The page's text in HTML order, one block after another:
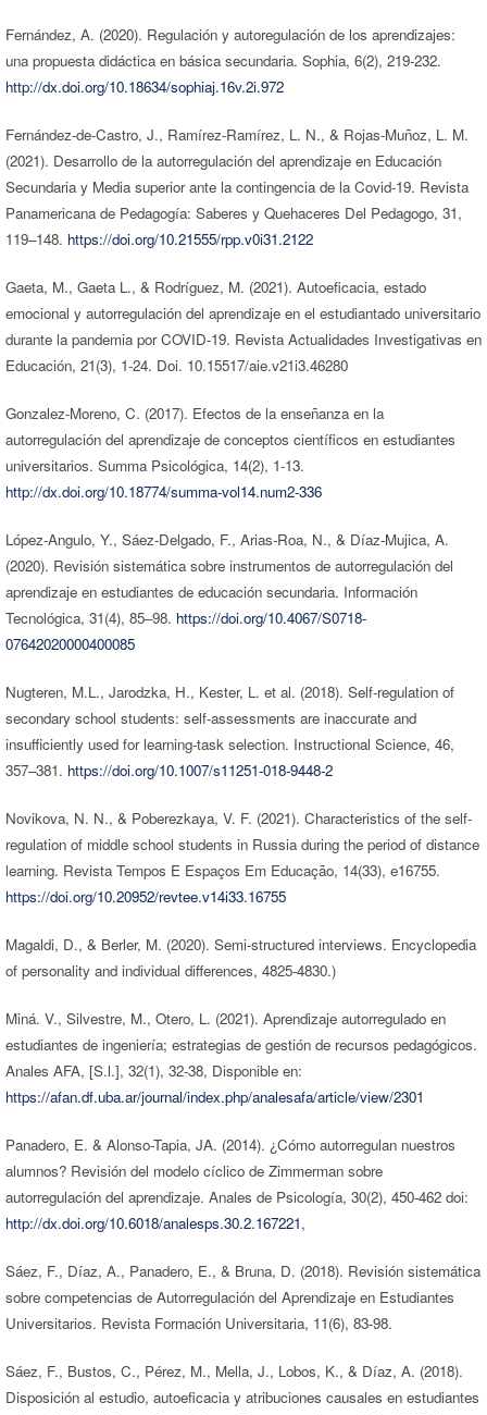
Fernández, A. (2020). Regulación y autoregulación de los aprendizajes:
una propuesta didáctica en básica secundaria. Sophia, 6(2), 219-232.
http://dx.doi.org/10.18634/sophiaj.16v.2i.972
Fernández-de-Castro, J., Ramírez-Ramírez, L. N., & Rojas-Muñoz, L. M.
(2021). Desarrollo de la autorregulación del aprendizaje en Educación
Secundaria y Media superior ante la contingencia de la Covid-19. Revista
Panamericana de Pedagogía: Saberes y Quehaceres Del Pedagogo, 31,
119–148. https://doi.org/10.21555/rpp.v0i31.2122
Gaeta, M., Gaeta L., & Rodríguez, M. (2021). Autoeficacia, estado
emocional y autorregulación del aprendizaje en el estudiantado universitario
durante la pandemia por COVID-19. Revista Actualidades Investigativas en
Educación, 21(3), 1-24. Doi. 10.15517/aie.v21i3.46280
Gonzalez-Moreno, C. (2017). Efectos de la enseñanza en la
autorregulación del aprendizaje de conceptos científicos en estudiantes
universitarios. Summa Psicológica, 14(2), 1-13.
http://dx.doi.org/10.18774/summa-vol14.num2-336
López-Angulo, Y., Sáez-Delgado, F., Arias-Roa, N., & Díaz-Mujica, A.
(2020). Revisión sistemática sobre instrumentos de autorregulación del
aprendizaje en estudiantes de educación secundaria. Información
Tecnológica, 31(4), 85–98. https://doi.org/10.4067/S0718-
07642020000400085
Nugteren, M.L., Jarodzka, H., Kester, L. et al. (2018). Self-regulation of
secondary school students: self-assessments are inaccurate and
insufficiently used for learning-task selection. Instructional Science, 46,
357–381. https://doi.org/10.1007/s11251-018-9448-2
Novikova, N. N., & Poberezkaya, V. F. (2021). Characteristics of the self-
regulation of middle school students in Russia during the period of distance
learning. Revista Tempos E Espaços Em Educação, 14(33), e16755.
https://doi.org/10.20952/revtee.v14i33.16755
Magaldi, D., & Berler, M. (2020). Semi-structured interviews. Encyclopedia
of personality and individual differences, 4825-4830.)
Miná. V., Silvestre, M., Otero, L. (2021). Aprendizaje autorregulado en
estudiantes de ingeniería; estrategias de gestión de recursos pedagógicos.
Anales AFA, [S.l.], 32(1), 32-38, Disponible en:
https://afan.df.uba.ar/journal/index.php/analesafa/article/view/2301
Panadero, E. & Alonso-Tapia, JA. (2014). ¿Cómo autorregulan nuestros
alumnos? Revisión del modelo cíclico de Zimmerman sobre
autorregulación del aprendizaje. Anales de Psicología, 30(2), 450-462 doi:
http://dx.doi.org/10.6018/analesps.30.2.167221,
Sáez, F., Díaz, A., Panadero, E., & Bruna, D. (2018). Revisión sistemática
sobre competencias de Autorregulación del Aprendizaje en Estudiantes
Universitarios. Revista Formación Universitaria, 11(6), 83-98.
Sáez, F., Bustos, C., Pérez, M., Mella, J., Lobos, K., & Díaz, A. (2018).
Disposición al estudio, autoeficacia y atribuciones causales en estudiantes